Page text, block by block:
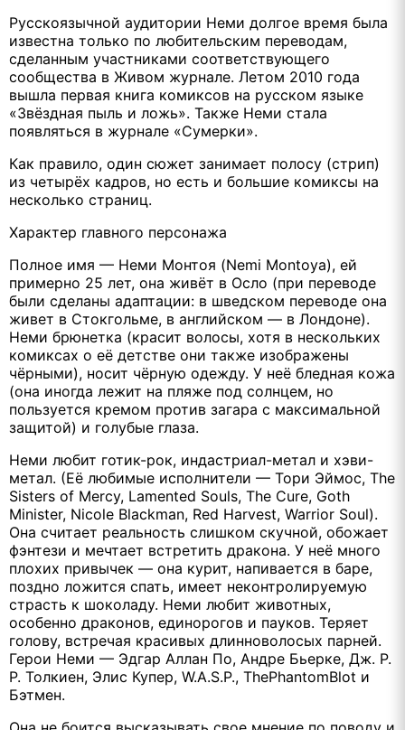
Русскоязычной аудитории Неми долгое время была
известна только по любительским переводам,
сделанным участниками соответствующего
сообщества в Живом журнале. Летом 2010 года
вышла первая книга комиксов на русском языке
«Звёздная пыль и ложь». Также Неми стала
появляться в журнале «Сумерки».
Как правило, один сюжет занимает полосу (стрип)
из четырёх кадров, но есть и большие комиксы на
несколько страниц.
Характер главного персонажа
Полное имя — Неми Монтоя (Nemi Montoya), ей
примерно 25 лет, она живёт в Осло (при переводе
были сделаны адаптации: в шведском переводе она
живет в Стокгольме, в английском — в Лондоне).
Неми брюнетка (красит волосы, хотя в нескольких
комиксах о её детстве они также изображены
чёрными), носит чёрную одежду. У неё бледная кожа
(она иногда лежит на пляже под солнцем, но
пользуется кремом против загара с максимальной
защитой) и голубые глаза.
Неми любит готик-рок, индастриал-метал и хэви-
метал. (Её любимые исполнители — Тори Эймос, The
Sisters of Mercy, Lamented Souls, The Cure, Goth
Minister, Nicole Blackman, Red Harvest, Warrior Soul).
Она считает реальность слишком скучной, обожает
фэнтези и мечтает встретить дракона. У неё много
плохих привычек — она курит, напивается в баре,
поздно ложится спать, имеет неконтролируемую
страсть к шоколаду. Неми любит животных,
особенно драконов, единорогов и пауков. Теряет
голову, встречая красивых длинноволосых парней.
Герои Неми — Эдгар Аллан По, Андре Бьерке, Дж. Р.
Р. Толкиен, Элис Купер, W.A.S.P., ThePhantomBlot и
Бэтмен.